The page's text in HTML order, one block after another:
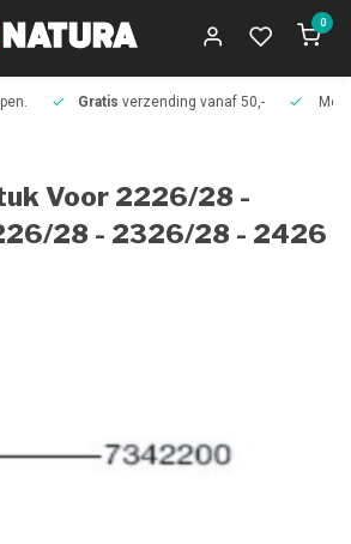
0
Gratis verzending vanaf 50,-
Voor 2226/28 -
28 - 2326/28 - 2426